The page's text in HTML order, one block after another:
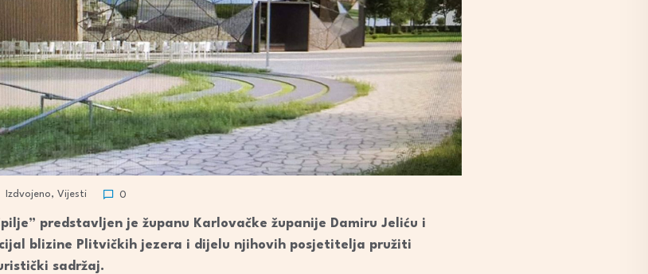
Izdvojeno, Vijesti 0
predstavljen je županu Karlovačke županije Damiru Jeliću i
blizine Plitvičkih jezera i dijelu njihovih posjetitelja pružiti
sadržaj.